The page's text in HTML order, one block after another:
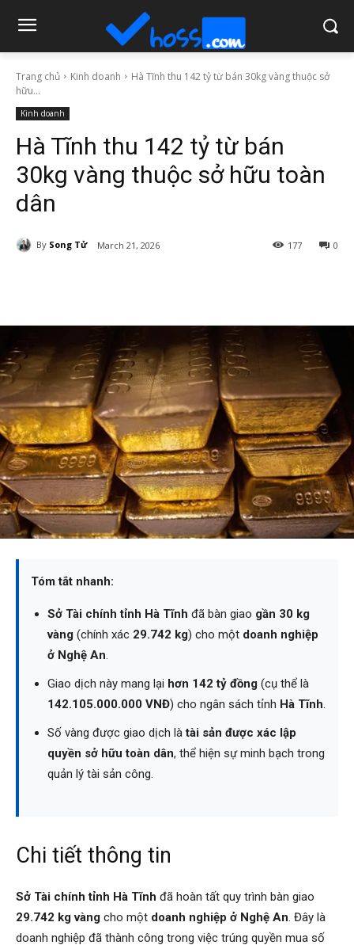
Trang chủ Kinh doanh
Hà Tĩnh thu 142 tỷ từ bán 30kg vàng thuộc sở
hữu...
Kinh doanh
Hà Tĩnh thu 142 tỷ từ bán
30kg vàng thuộc sở hữu toàn
dân
By Song Tử March 21, 2026 0
177
Tóm tắt nhanh:
Sở Tài chính tỉnh Hà Tĩnh đã bàn giao gần 30 kg
vàng (chính xác 29.742 kg) cho một doanh nghiệp
ở Nghệ An.
Giao dịch này mang lại hơn 142 tỷ đồng (cụ thể là
142.105.000.000 VNĐ) cho ngân sách tỉnh Hà Tĩnh.
Số vàng được giao dịch làtài sản được xác lập
quyền sở hữu toàn dân, thể hiện sự minh bạch trong
quản lý tài sản công.
Chi tiết thông tin
Sở Tài chính tỉnh Hà Tĩnh đã hoàn tất quy trình bàn giao
29.742 kg vàng cho một doanh nghiệp ở Nghệ An. Đây là
doanh nghiệp đã thành công trong việc trúng quyền mua số